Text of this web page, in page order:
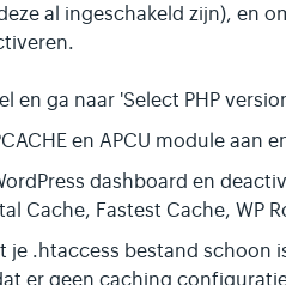
al ingeschakeld zijn), en
en ga naar 'Select PHP
en APCU module aan
dashboard en
Cache, Fastest Cache, WP
je .htaccess bestand schoon
er geen caching